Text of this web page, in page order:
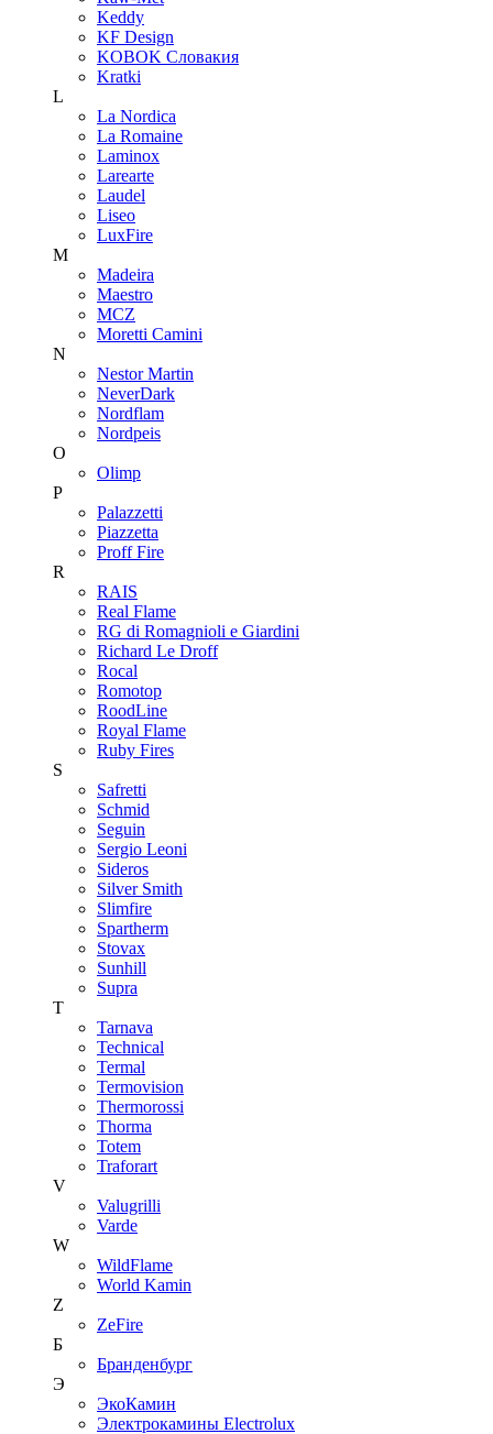
Keddy
KF Design
KOBOK Словакия
Kratki
L
La Nordica
La Romaine
Laminox
Larearte
Laudel
Liseo
LuxFire
M
Madeira
Maestro
MCZ
Moretti Camini
N
Nestor Martin
NeverDark
Nordflam
Nordpeis
O
Olimp
P
Palazzetti
Piazzetta
Proff Fire
R
RAIS
Real Flame
RG di Romagnioli e Giardini
Richard Le Droff
Rocal
Romotop
RoodLine
Royal Flame
Ruby Fires
S
Safretti
Schmid
Seguin
Sergio Leoni
Sideros
Silver Smith
Slimfire
Spartherm
Stovax
Sunhill
Supra
T
Tarnava
Technical
Termal
Termovision
Thermorossi
Thorma
Totem
Traforart
V
Valugrilli
Varde
W
WildFlame
World Kamin
Z
ZeFire
Б
Бранденбург
Э
ЭкоКамин
Электрокамины Electrolux